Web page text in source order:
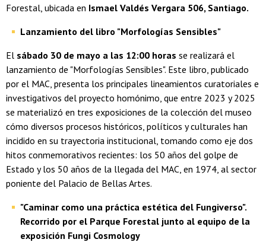
Forestal, ubicada en Ismael Valdés Vergara 506, Santiago.
Lanzamiento del libro "Morfologías Sensibles"
​El sábado 30 de mayo a las 12:00 horas se realizará el
lanzamiento de "Morfologías Sensibles". Este libro, publicado
por el MAC, presenta los principales lineamientos curatoriales e
investigativos del proyecto homónimo, que entre 2023 y 2025
se materializó en tres exposiciones de la colección del museo
cómo diversos procesos históricos, políticos y culturales han
incidido en su trayectoria institucional, tomando como eje dos
hitos conmemorativos recientes: los 50 años del golpe de
Estado y los 50 años de la llegada del MAC, en 1974, al sector
poniente del Palacio de Bellas Artes.
"Caminar como una práctica estética del Fungiverso".
Recorrido por el Parque Forestal junto al equipo de la
exposición Fungi Cosmology